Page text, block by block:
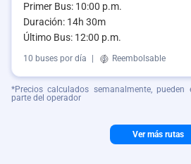
Primer Bus: 10:00 p.m.
Duración: 14h 30m
Último Bus: 12:00 p.m.
10 buses por día Reembolsable
*Precios calculados semanalmente,
parte del operador
Ver más rutas